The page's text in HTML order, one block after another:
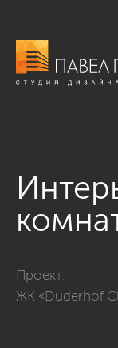
Проект:
ЖК «Duderhof